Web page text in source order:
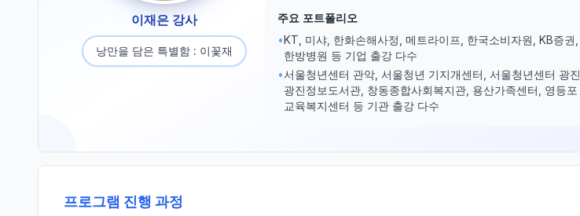
이재은 강사
낭만을 담은 특별함 : 이꽃재
주요 포트폴리오
•KT, 미샤, 한화손해사정, 메트라이프, 한국소비자원, KB증권,
한방병원 등 기업 출강 다수
•서울청년센터 관악, 서울청년 기지개센터, 서울청년센터 광진,
광진정보도서관, 창동종합사회복지관, 용산가족센터, 영등포
교육복지센터 등 기관 출강 다수
프로그램 진행 과정